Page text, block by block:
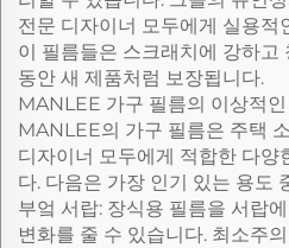
전문 디자이너 모두에게 실용적
이 필름들은 스크래치에 강하고
동안 새 제품처럼 보장됩니다.
MANLEE 가구 필름의 이상적
MANLEE의 가구 필름은 주택
디자이너 모두에게 적합한 다양
다. 다음은 가장 인기 있는 용도
부엌 서랍: 장식용 필름을 서랍
변화를 줄 수 있습니다. 최소주